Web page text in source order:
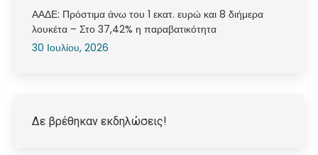
ΑΑΔΕ: Πρόστιμα άνω του 1 εκατ. ευρώ και 8 διήμερα
λουκέτα – Στο 37,42% η παραβατικότητα
30 Ιουλίου, 2026
Δε βρέθηκαν εκδηλώσεις!